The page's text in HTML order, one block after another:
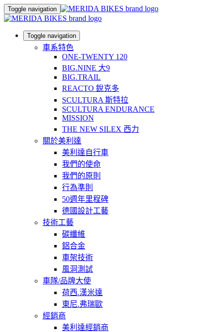
Toggle navigation
Toggle navigation
車系特色
ONE-TWENTY 120
BIG.NINE 大9
BIG.TRAIL
REACTO 銳克多
SCULTURA 斯特拉
SCULTURA ENDURANCE
MISSION
THE NEW SILEX 西力
關於美利達
美利達自行車
我們的使命
我們的原則
行為準則
50週年里程碑
德國設計工藝
技術工藝
碳纖維
鋁合金
車架技術
風洞測試
車隊/品牌大使
荷西.漢米達
東尼.弗瑞歐
經銷商
美利達經銷商